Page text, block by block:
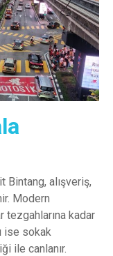
Bintang, alışveriş,
Modern
kadar
ise sokak
ile canlanır.